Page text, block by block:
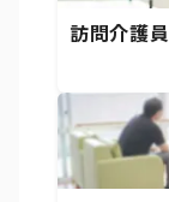
訪問介護